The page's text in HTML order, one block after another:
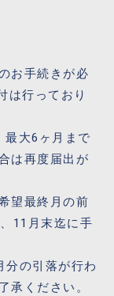
お手続きが必
は行っており
最大6ヶ月まで
は再度届出が
望最終月の前
11月末迄に手
分の引落が行わ
承ください。